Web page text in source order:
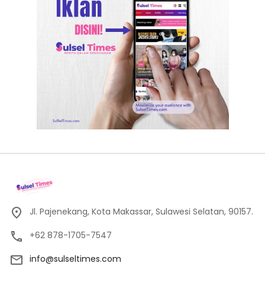
Jl. Pajenekang, Kota Makassar, Sulawesi Selatan, 90157.
+62 878-1705-7547
info@sulseltimes.com